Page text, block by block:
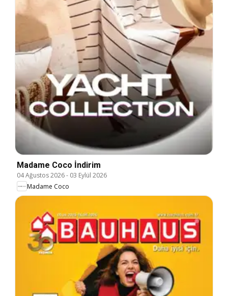
Madame Coco İndirim
04 Ağustos 2026- 03 Eylül 2026
Madame Coco